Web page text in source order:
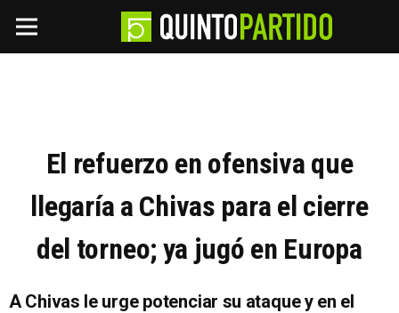
El refuerzo en ofensiva que
llegaría a Chivas para el cierre
del torneo; ya jugó en Europa
A Chivas le urge potenciar su ataque y en el